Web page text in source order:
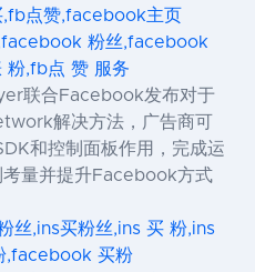
点赞,facebook主页
粉丝,facebook
,fb点 赞 服务
联合Facebook发布对于
解决方法，广告商可
和控制面板作用，完成运
量并提升Facebook方式
丝,ins买粉丝,ins 买 粉,ins
,facebook 买粉